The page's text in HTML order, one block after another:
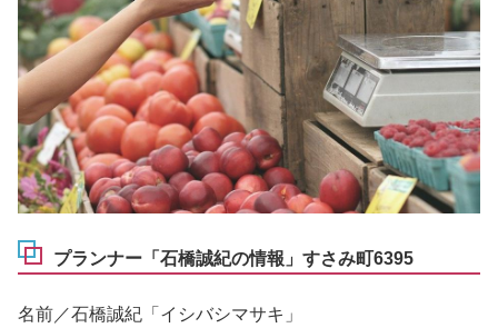
プランナー「石橋誠紀の情報」すさみ町6395
名前／石橋誠紀「イシバシマサキ」